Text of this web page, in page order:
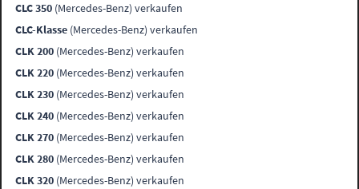
CLC 350 (Mercedes-Benz) verkaufen
CLC-Klasse (Mercedes-Benz) verkaufen
CLK 200 (Mercedes-Benz) verkaufen
CLK 220 (Mercedes-Benz) verkaufen
CLK 230 (Mercedes-Benz) verkaufen
CLK 240 (Mercedes-Benz) verkaufen
CLK 270 (Mercedes-Benz) verkaufen
CLK 280 (Mercedes-Benz) verkaufen
CLK 320 (Mercedes-Benz) verkaufen